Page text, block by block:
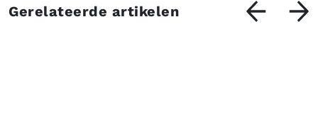
Gerelateerde artikelen